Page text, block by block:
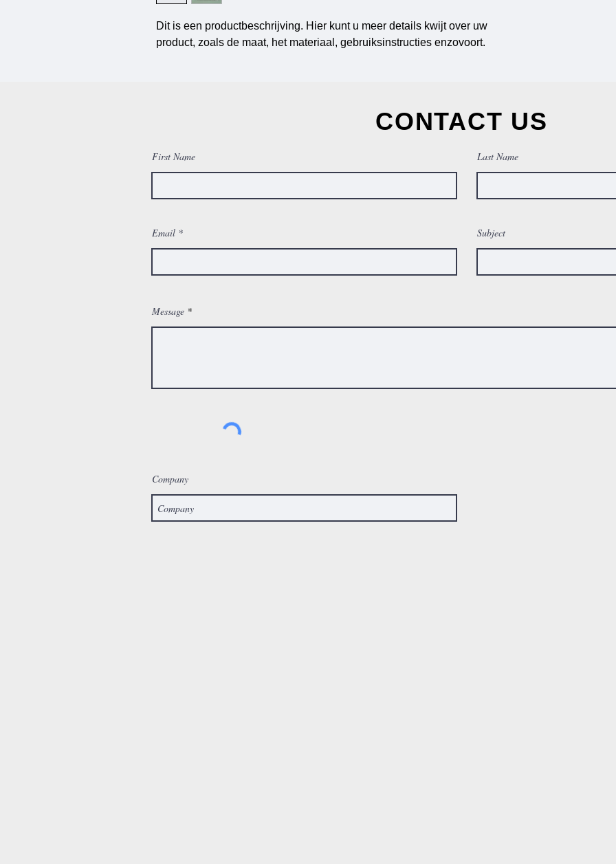
Dit is een productbeschrijving. Hier kunt u meer details kwijt over uw
product, zoals de maat, het materiaal, gebruiksinstructies enzovoort.
CONTACT US
First Name Last Name
Email Subject
Message
Company